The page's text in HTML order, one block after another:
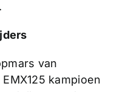
van
kampioen